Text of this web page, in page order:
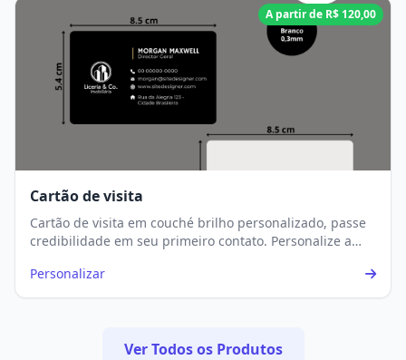
A partir de R$ 120,00
Cartão de visita
Cartão de visita em couché brilho personalizado, passe
credibilidade em seu primeiro contato. Personalize a
Personalizar
Ver Todos os Produtos